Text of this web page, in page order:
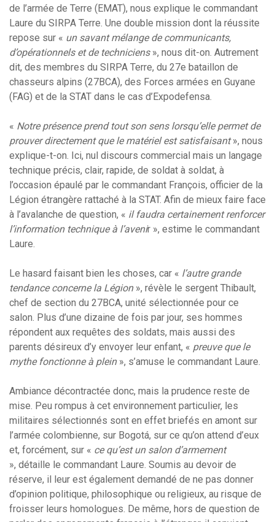
de l’armée de Terre (EMAT), nous explique le commandant
Laure du SIRPA Terre. Une double mission dont la réussite
repose sur « un savant mélange de communicants,
d’opérationnels et de techniciens », nous dit-on. Autrement
dit, des membres du SIRPA Terre, du 27e bataillon de
chasseurs alpins (27BCA), des Forces armées en Guyane
(FAG) et de la STAT dans le cas d’Expodefensa.
« Notre présence prend tout son sens lorsqu’elle permet de
prouver directement que le matériel est satisfaisant», nous
explique-t-on. Ici, nul discours commercial mais un langage
technique précis, clair, rapide, de soldat à soldat, à
l’occasion épaulé par le commandant François, officier de la
Légion étrangère rattaché à la STAT. Afin de mieux faire face
à l’avalanche de question, « il faudra certainement renforcer
l’information technique à l’avenir », estime le commandant
Laure.
Le hasard faisant bien les choses, car « l’autre grande
tendance concerne la Légion», révèle le sergent Thibault,
chef de section du 27BCA, unité sélectionnée pour ce
salon. Plus d’une dizaine de fois par jour, ses hommes
répondent aux requêtes des soldats, mais aussi des
parents désireux d’y envoyer leur enfant, « preuve que le
mythe fonctionne à plein», s’amuse le commandant Laure.
Ambiance décontractée donc, mais la prudence reste de
mise. Peu rompus à cet environnement particulier, les
militaires sélectionnés sont en effet briefés en amont sur
l’armée colombienne, sur Bogotá, sur ce qu’on attend d’eux
et, forcément, sur « ce qu’est un salon d’armement
», détaille le commandant Laure. Soumis au devoir de
réserve, il leur est également demandé de ne pas donner
d’opinion politique, philosophique ou religieux, au risque de
froisser leurs homologues. De même, hors de question de